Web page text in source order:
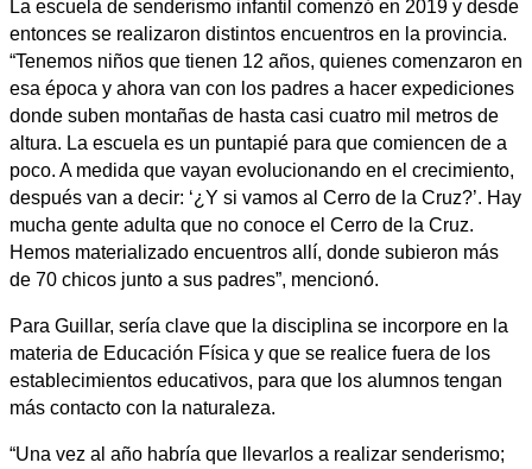
La escuela de senderismo infantil comenzó en 2019 y desde
entonces se realizaron distintos encuentros en la provincia.
“Tenemos niños que tienen 12 años, quienes comenzaron en
esa época y ahora van con los padres a hacer expediciones
donde suben montañas de hasta casi cuatro mil metros de
altura. La escuela es un puntapié para que comiencen de a
poco. A medida que vayan evolucionando en el crecimiento,
después van a decir: ‘¿Y si vamos al Cerro de la Cruz?’. Hay
mucha gente adulta que no conoce el Cerro de la Cruz.
Hemos materializado encuentros allí, donde subieron más
de 70 chicos junto a sus padres”, mencionó.
Para Guillar, sería clave que la disciplina se incorpore en la
materia de Educación Física y que se realice fuera de los
establecimientos educativos, para que los alumnos tengan
más contacto con la naturaleza.
“Una vez al año habría que llevarlos a realizar senderismo;